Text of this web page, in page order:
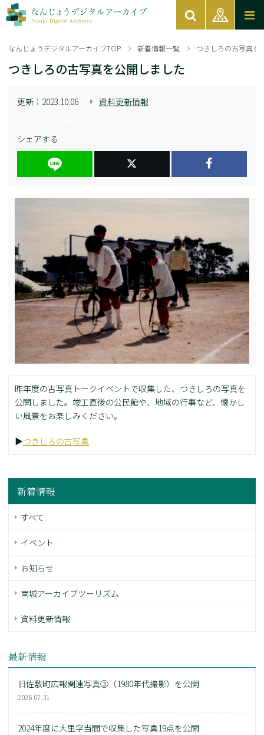
なんじょうデジタルアーカイブTOP 新着情報一覧 つきしろの古写真を
つきしろの古写真を公開しました
更新： 2023.10.06 資料更新情報
シェアする
昨年度の古写真トークイベントで収集した、つきしろの写真を
公開しました。竣工直後の公民館や、地域の行事など、懐かし
い風景をお楽しみください。
▶つきしろの古写真
新着情報
すべて
イベント
お知らせ
南城アーカイブツーリズム
資料更新情報
最新情報
旧佐敷町広報関連写真③（1980年代撮影）を公開
2026.07.31
2024年度に大里字当間で収集した写真19点を公開